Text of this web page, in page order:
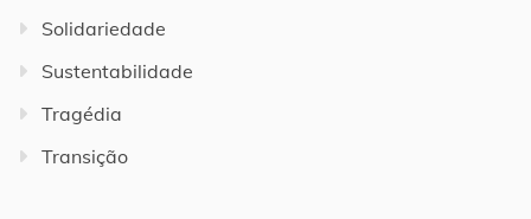
Solidariedade
Sustentabilidade
Tragédia
Transição